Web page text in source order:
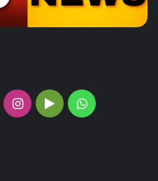
Instagram
GoogleWhatsApp